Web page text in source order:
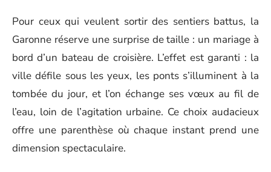
Pour ceux qui veulent sortir des sentiers battus, la
Garonne réserve une surprise de taille : un mariage à
bord d’un bateau de croisière. L’effet est garanti : la
ville défile sous les yeux, les ponts s’illuminent à la
tombée du jour, et l’on échange ses vœux au fil de
l’eau, loin de l’agitation urbaine. Ce choix audacieux
offre une parenthèse où chaque instant prend une
dimension spectaculaire.